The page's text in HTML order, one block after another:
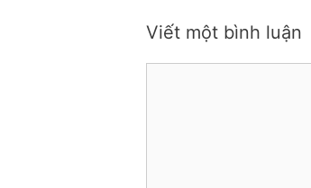
Viết một bình luận